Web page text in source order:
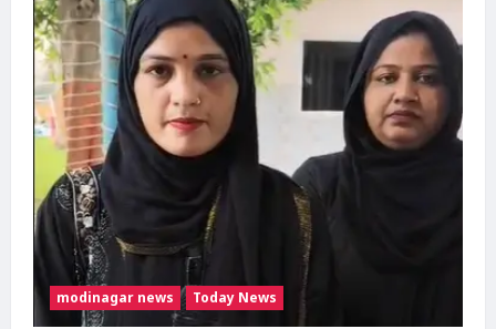
modinagar news Today News